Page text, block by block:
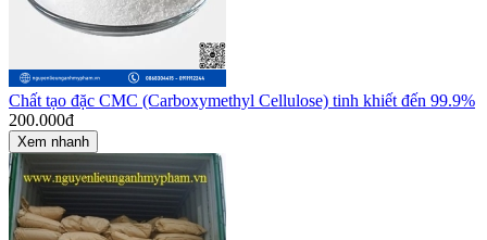
Chất tạo đặc CMC (Carboxymethyl Cellulose) tinh khiết đến 99.9%
200.000đ
Xem nhanh